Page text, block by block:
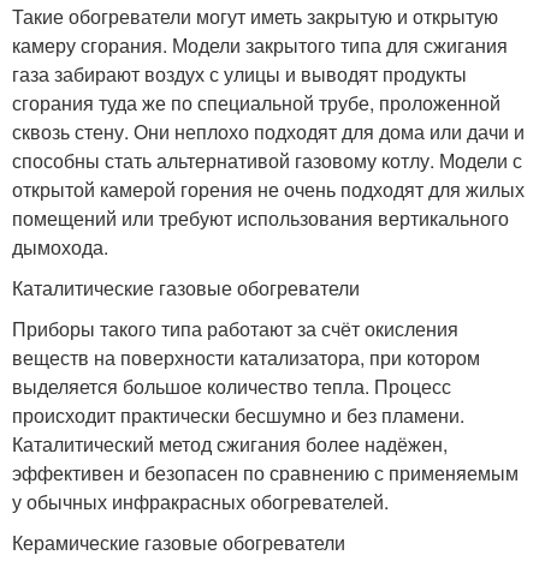
Такие обогреватели могут иметь закрытую и открытую
камеру сгорания. Модели закрытого типа для сжигания
газа забирают воздух с улицы и выводят продукты
сгорания туда же по специальной трубе, проложенной
сквозь стену. Они неплохо подходят для дома или дачи и
способны стать альтернативой газовому котлу. Модели с
открытой камерой горения не очень подходят для жилых
помещений или требуют использования вертикального
дымохода.
Каталитические газовые обогреватели
Приборы такого типа работают за счёт окисления
веществ на поверхности катализатора, при котором
выделяется большое количество тепла. Процесс
происходит практически бесшумно и без пламени.
Каталитический метод сжигания более надёжен,
эффективен и безопасен по сравнению с применяемым
у обычных инфракрасных обогревателей.
Керамические газовые обогреватели